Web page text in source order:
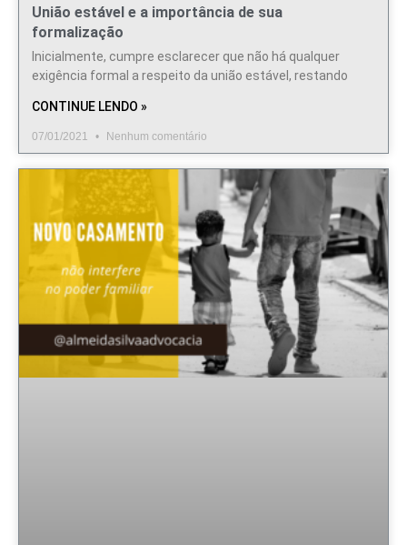
União estável e a importância de sua
formalização
Inicialmente, cumpre esclarecer que não há qualquer
exigência formal a respeito da união estável, restando
CONTINUE LENDO »
07/01/2021 Nenhum comentário